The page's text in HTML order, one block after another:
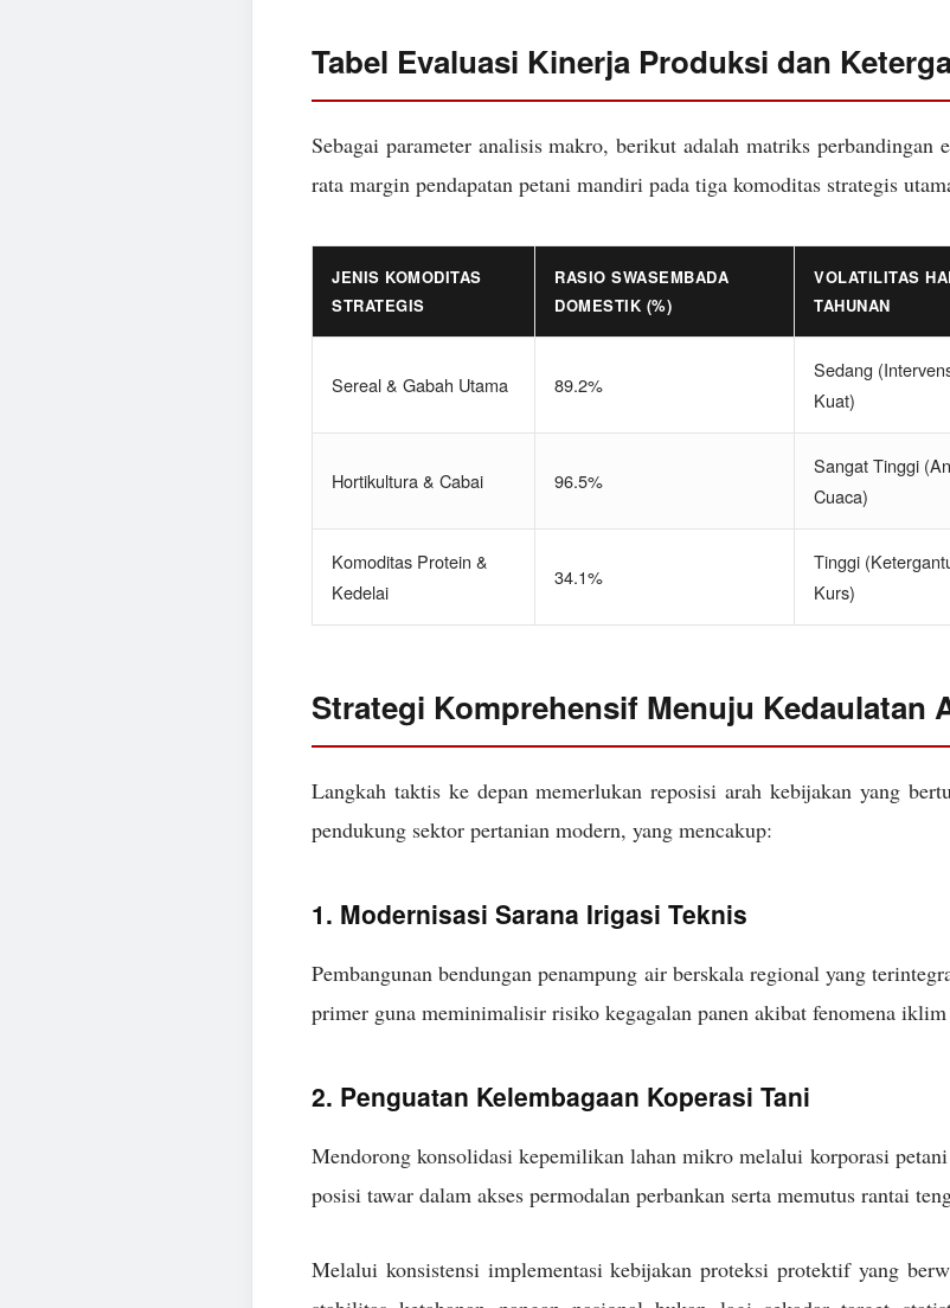
Tabel Evaluasi Kinerja Produksi dan
Sebagai parameter analisis makro, berikut adalah matriks perbandingan
rata margin pendapatan petani mandiri pada tiga komoditas strategis
JENIS KOMODITAS
STRATEGIS
RASIO SWASEMBADA
DOMESTIK (%)
VOLATILITAS
TAHUNAN
Sereal & Gabah Utama 89.2%
Sedang
Kuat)
Hortikultura & Cabai 96.5%
Sangat Tinggi
Cuaca)
Komoditas Protein &
Kedelai
34.1%
Tinggi
Kurs)
Strategi Komprehensif Menuju Kedaulatan
Langkah taktis ke depan memerlukan reposisi arah kebijakan yang
pendukung sektor pertanian modern, yang mencakup:
1. Modernisasi Sarana Irigasi Teknis
Pembangunan bendungan penampung air berskala regional yang
primer guna meminimalisir risiko kegagalan panen akibat fenomena iklim
2. Penguatan Kelembagaan Koperasi Tani
Mendorong konsolidasi kepemilikan lahan mikro melalui korporasi
posisi tawar dalam akses permodalan perbankan serta memutus rantai
Melalui konsistensi implementasi kebijakan proteksi protektif yang